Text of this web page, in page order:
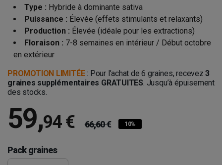
Type : Hybride à dominante sativa
Puissance : Élevée (effets stimulants et relaxants)
Production : Élevée (idéale pour les extractions)
Floraison : 7-8 semaines en intérieur / Début octobre
en extérieur
PROMOTION LIMITÉE: Pour l’achat de 6 graines, recevez3
graines supplémentaires GRATUITES. Jusqu’à épuisement
des stocks.
59,94 € 66,60 € 10%
Pack graines